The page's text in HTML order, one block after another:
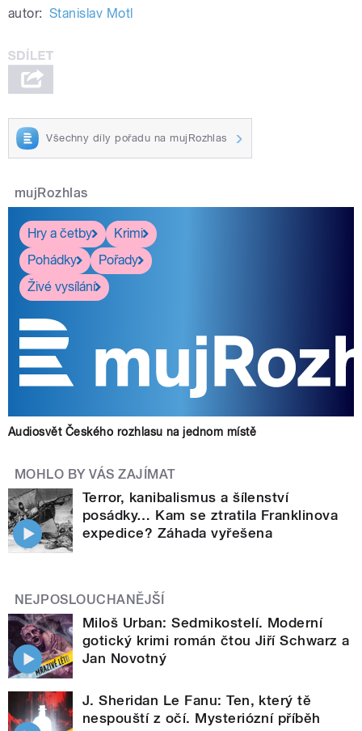
autor: Stanislav Motl
Všechny díly pořadu na mujRozhlas
mujRozhlas
Hry a četby
Krimi
Pohádky
Pořady
Živé vysílání
Audiosvět Českého rozhlasu na jednom místě
MOHLO BY VÁS ZAJÍMAT
Terror, kanibalismus a šílenství
posádky… Kam se ztratila Franklinova
expedice? Záhada vyřešena
NEJPOSLOUCHANĚJŠÍ
Miloš Urban: Sedmikostelí. Moderní
gotický krimi román čtou Jiří Schwarz a
Jan Novotný
J. Sheridan Le Fanu: Ten, který tě
nespouští z očí. Mysteriózní příběh